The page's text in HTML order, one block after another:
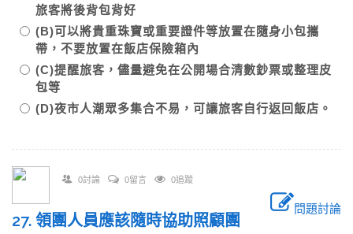
旅客將後背包背好
(B)可以將貴重珠寶或重要證件等放置在隨身小包攜
帶，不要放置在飯店保險箱內
(C)提醒旅客，儘量避免在公開場合清數鈔票或整理皮
包等
(D)夜市人潮眾多集合不易，可讓旅客自行返回飯店。
0討論 0留言 0追蹤
問題討論
27. 領團人員應該隨時協助照顧團